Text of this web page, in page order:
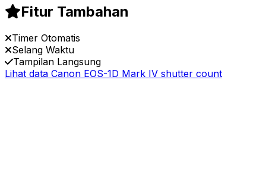
Fitur Tambahan
Timer Otomatis
Selang Waktu
Tampilan Langsung
Lihat data Canon EOS-1D Mark IV shutter count